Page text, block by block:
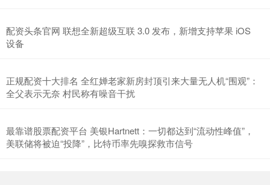
配资头条官网 联想全新超级互联 3.0 发布，新增支持苹果 iOS
设备
正规配资十大排名 全红婵老家新房封顶引来大量无人机“围观”：
全父表示无奈 村民称有噪音干扰
最靠谱股票配资平台 美银Hartnett：一切都达到“流动性峰值”，
美联储将被迫“投降”，比特币率先嗅探救市信号